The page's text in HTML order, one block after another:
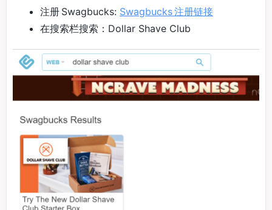
注册 Swagbucks: Swagbucks 注册链接
在搜索栏搜索：Dollar Shave Club